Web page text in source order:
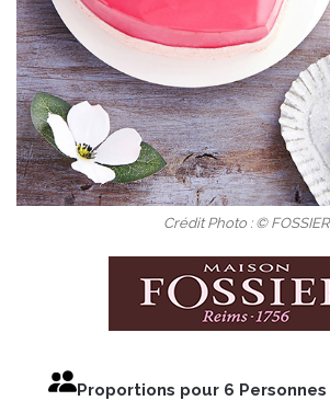
Crédit Photo : © FOSSIER
Proportions pour 6 Personnes